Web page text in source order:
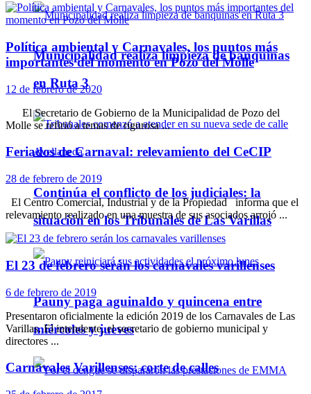
Municipalidad realiza limpieza de banquinas
en Ruta 3
Continúa el conflicto de los judiciales: la
situación en los Tribunales de Las Varillas
Pauny paga aguinaldo y quincena entre
miércoles y jueves
Política ambiental y Carnavales, los puntos más
importantes del momento en Pozo del Molle
12 de febrero de 2020
El Secretario de Gobierno de la Municipalidad de Pozo del
Molle se refirió a temas de rigurosa ...
Feriados de Carnaval: relevamiento del CeCIP
28 de febrero de 2019
El Centro Comercial, Industrial y de la Propiedad informa que el
relevamiento realizado en una muestra de sus asociados arrojó ...
El 23 de febrero serán los carnavales varillenses
6 de febrero de 2019
Presentaron oficialmente la edición 2019 de los Carnavales de Las
Varillas. El intendente, el secretario de gobierno municipal y
directores ...
Carnavales Varillenses: corte de calles